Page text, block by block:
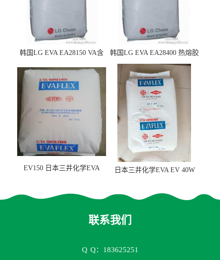
韩国LG EVA EA28150 VA含
韩国LG EVA EA28400 热熔胶
级 VA含量28 熔指400
EV150 日本三井化学EVA
日本三井化学EVA EV 40W
联系我们
Q Q：183625251